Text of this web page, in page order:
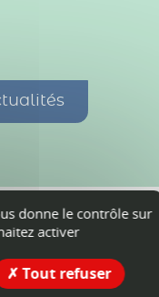
donne le contrôle sur
activer
Tout refuser